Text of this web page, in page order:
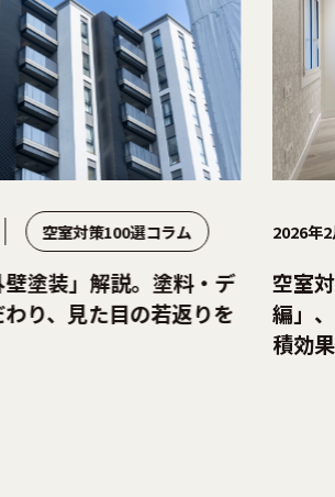
空室対策100選コラム
塗装」解説。塗料・デ
り、見た目の若返りを
2026年2
空室
編」
積効